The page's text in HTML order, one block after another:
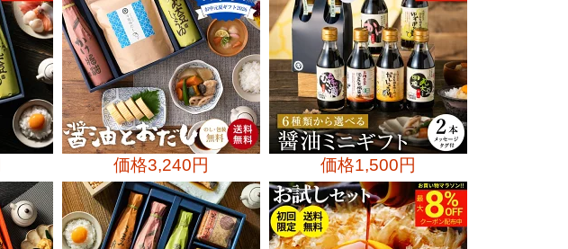
価格3,240円 価格1,500円